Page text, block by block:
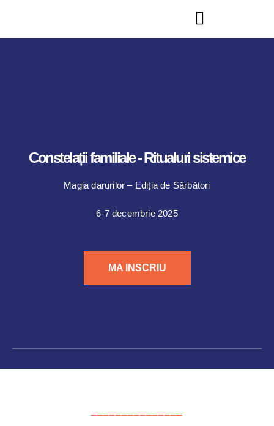
Constelații familiale - Ritualuri sistemice
Magia darurilor – Ediția de Sărbători
6-7 decembrie 2025
MA INSCRIU